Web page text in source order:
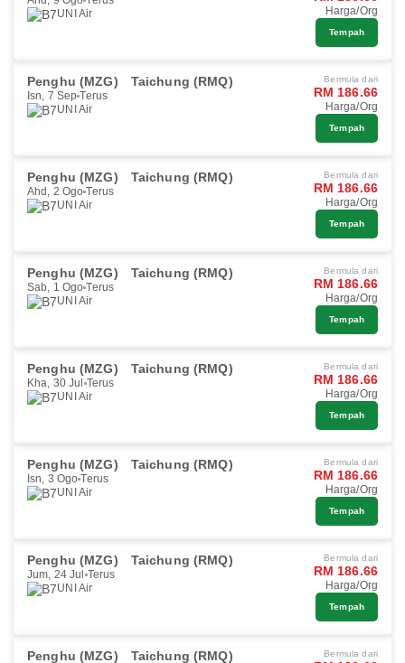
UNI Air
Harga/Org
Tempah
Penghu (MZG) Taichung (RMQ)
Isn, 7 Sep Terus
UNI Air
Bermula dari
RM 186.66
Harga/Org
Tempah
Penghu (MZG) Taichung (RMQ)
Ahd, 2 Ogo Terus
UNI Air
Bermula dari
RM 186.66
Harga/Org
Tempah
Penghu (MZG) Taichung (RMQ)
Sab, 1 Ogo Terus
UNI Air
Bermula dari
RM 186.66
Harga/Org
Tempah
Penghu (MZG) Taichung (RMQ)
Kha, 30 Jul Terus
UNI Air
Bermula dari
RM 186.66
Harga/Org
Tempah
Penghu (MZG) Taichung (RMQ)
Isn, 3 Ogo Terus
UNI Air
Bermula dari
RM 186.66
Harga/Org
Tempah
Penghu (MZG) Taichung (RMQ)
Jum, 24 Jul Terus
UNI Air
Bermula dari
RM 186.66
Harga/Org
Tempah
Penghu (MZG) Taichung (RMQ) Bermula dari